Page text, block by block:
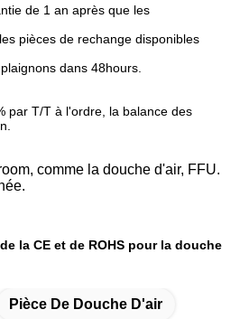
de 1 an après que les
pièces de rechange disponibles
dans 48hours.
par T/T à l'ordre, la balance des
comme la douche d'air, FFU.
la CE et de ROHS pour la douche
Pièce De Douche D'air